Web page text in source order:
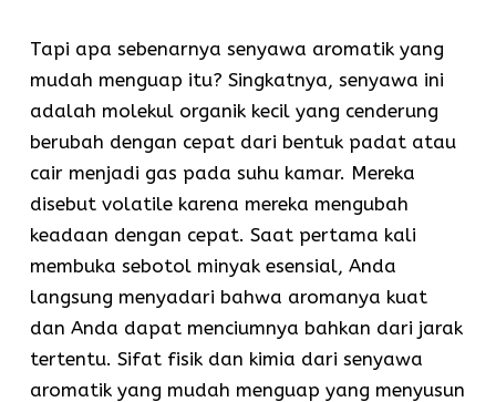
Tapi apa sebenarnya senyawa aromatik yang
mudah menguap itu? Singkatnya, senyawa ini
adalah molekul organik kecil yang cenderung
berubah dengan cepat dari bentuk padat atau
cair menjadi gas pada suhu kamar. Mereka
disebut volatile karena mereka mengubah
keadaan dengan cepat. Saat pertama kali
membuka sebotol minyak esensial, Anda
langsung menyadari bahwa aromanya kuat
dan Anda dapat menciumnya bahkan dari jarak
tertentu. Sifat fisik dan kimia dari senyawa
aromatik yang mudah menguap yang menyusun